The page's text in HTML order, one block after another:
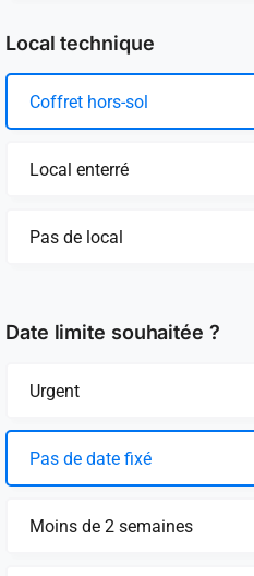
Local technique
Coffret hors-sol
Local enterré
Pas de local
Date limite souhaitée ?
Urgent
Pas de date fixé
Moins de 2 semaines